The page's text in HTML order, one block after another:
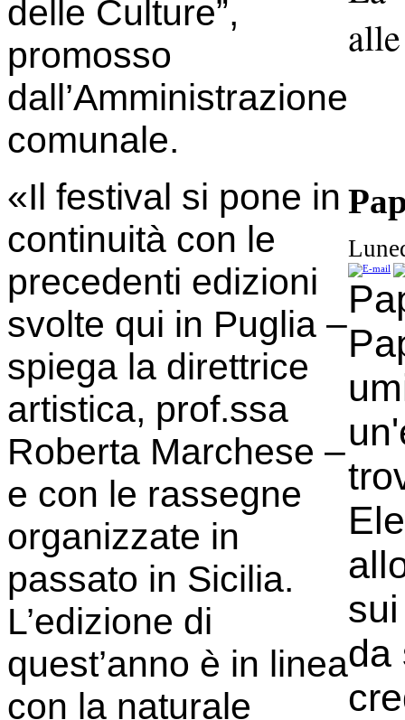
delle Culture”,
promosso
dall’Amministrazione
comunale.
«Il festival si pone in
continuità con le
precedenti edizioni
svolte qui in Puglia –
spiega la direttrice
artistica, prof.ssa
Roberta Marchese –
e con le rassegne
organizzate in
passato in Sicilia.
L’edizione di
quest’anno è in linea
con la naturale
da